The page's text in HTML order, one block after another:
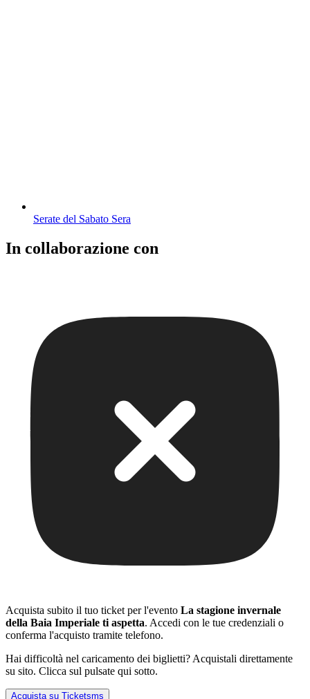
Serate del Sabato Sera
In collaborazione con
Acquista subito il tuo ticket per l'evento La stagione invernale
della Baia Imperiale ti aspetta. Accedi con le tue credenziali o
conferma l'acquisto tramite telefono.
Hai difficoltà nel caricamento dei biglietti? Acquistali direttamente
su sito. Clicca sul pulsate qui sotto.
Acquista su Ticketsms